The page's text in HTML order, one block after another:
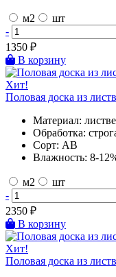
м2
шт
-
1350 ₽
В корзину
Хит!
Половая доска из
Материал:
Обработка:
Сорт: AB
Влажность: 8-
м2
шт
-
2350 ₽
В корзину
Хит!
Половая доска из